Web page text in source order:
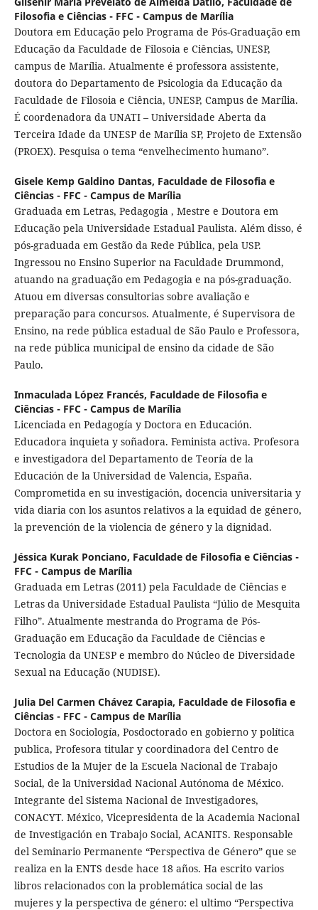
Filosofia e Ciências - FFC - Campus de Marília
Doutora em Educação pelo Programa de Pós-Graduação em
Educação da Faculdade de Filosoia e Ciências, UNESP,
campus de Marília. Atualmente é professora assistente,
doutora do Departamento de Psicologia da Educação da
Faculdade de Filosoia e Ciência, UNESP, Campus de Marília.
É coordenadora da UNATI – Universidade Aberta da
Terceira Idade da UNESP de Marília SP, Projeto de Extensão
(PROEX). Pesquisa o tema “envelhecimento humano”.
Gisele Kemp Galdino Dantas, Faculdade de Filosofia e
Ciências - FFC - Campus de Marília
Graduada em Letras, Pedagogia , Mestre e Doutora em
Educação pela Universidade Estadual Paulista. Além disso, é
pós-graduada em Gestão da Rede Pública, pela USP.
Ingressou no Ensino Superior na Faculdade Drummond,
atuando na graduação em Pedagogia e na pós-graduação.
Atuou em diversas consultorias sobre avaliação e
preparação para concursos. Atualmente, é Supervisora de
Ensino, na rede pública estadual de São Paulo e Professora,
na rede pública municipal de ensino da cidade de São
Paulo.
Inmaculada López Francés, Faculdade de Filosofia e
Ciências - FFC - Campus de Marília
Licenciada en Pedagogía y Doctora en Educación.
Educadora inquieta y soñadora. Feminista activa. Profesora
e investigadora del Departamento de Teoría de la
Educación de la Universidad de Valencia, España.
Comprometida en su investigación, docencia universitaria y
vida diaria con los asuntos relativos a la equidad de género,
la prevención de la violencia de género y la dignidad.
Jéssica Kurak Ponciano, Faculdade de Filosofia e Ciências -
FFC - Campus de Marília
Graduada em Letras (2011) pela Faculdade de Ciências e
Letras da Universidade Estadual Paulista “Júlio de Mesquita
Filho”. Atualmente mestranda do Programa de Pós-
Graduação em Educação da Faculdade de Ciências e
Tecnologia da UNESP e membro do Núcleo de Diversidade
Sexual na Educação (NUDISE).
Julia Del Carmen Chávez Carapia, Faculdade de Filosofia e
Ciências - FFC - Campus de Marília
Doctora en Sociología, Posdoctorado en gobierno y política
publica, Profesora titular y coordinadora del Centro de
Estudios de la Mujer de la Escuela Nacional de Trabajo
Social, de la Universidad Nacional Autónoma de México.
Integrante del Sistema Nacional de Investigadores,
CONACYT. México, Vicepresidenta de la Academia Nacional
de Investigación en Trabajo Social, ACANITS. Responsable
del Seminario Permanente “Perspectiva de Género” que se
realiza en la ENTS desde hace 18 años. Ha escrito varios
libros relacionados con la problemática social de las
mujeres y la perspectiva de género: el ultimo “Perspectiva